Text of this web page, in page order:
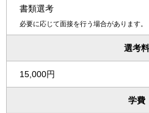
書類選考
必要に応じて面接を行う場合があります。
選考料
15,000円
学費